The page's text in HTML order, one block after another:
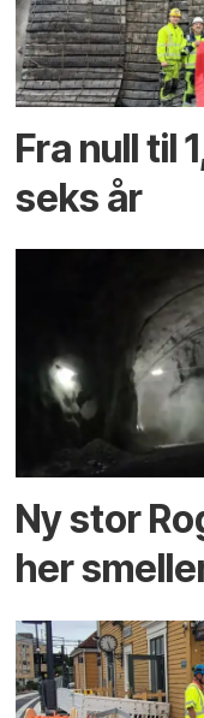
Fra null til
seks år
Ny stor
her